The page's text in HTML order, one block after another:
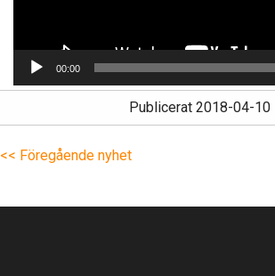
00:00
Publicerat 2018-04-10
<< Föregående nyhet